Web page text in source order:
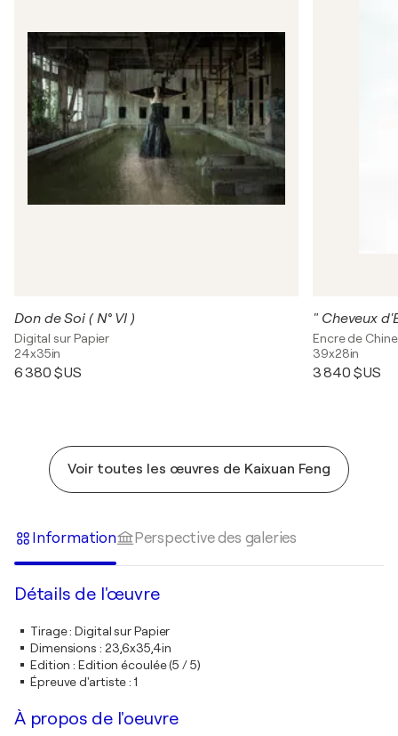
Don de Soi ( N° VI )
Digital sur Papier
24x35in
6 380 $US
" Cheveux
Encre de
39x28in
3 840 $US
Voir toutes les œuvres de Kaixuan Feng
Information Perspective des galeries
Détails de l'œuvre
Tirage:Digital sur Papier
Dimensions : 23,6x35,4in
Edition :Edition écoulée (5 / 5)
Épreuve d'artiste:1
À propos de l'oeuvre